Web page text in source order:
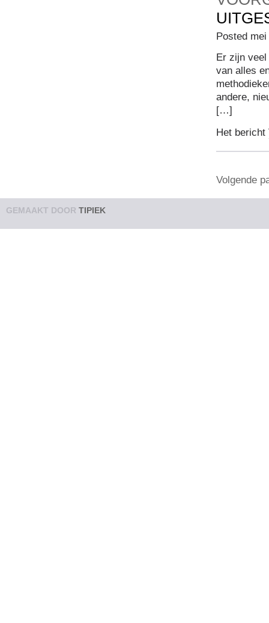
Posted
Er zijn
van alles
andere,
[…]
Het bericht
Volgende
GEMAAKT DOOR TIPIEK